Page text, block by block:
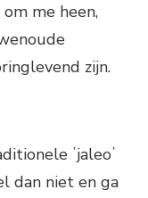
me heen,
zijn.
ʼjaleoʼ
dan niet en ga